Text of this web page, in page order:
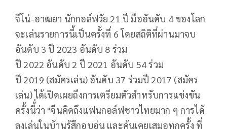
จีโน่-อาฒยา นักกอล์ฟวัย 21 ปี มืออันดับ 4ของโลก
จะเล่นรายการนี้เป็นครั้งที่ 6 โดยสถิติที่ผ่านมาจบ
อันดับ 3 ปี 2023 อันดับ 8 ร่วม
ปี 2022 อันดับ 2 ปี 2021 อันดับ 54ร่วม
ปี 2019 (สมัครเล่น) อันดับ 37 ร่วมปี 2017 (สมัคร
เล่น) ได้เปิดเผยถึงการเตรียมตัวสำหรับการแข่งขัน
ครั้งนี้่ว่า "จีนคิดถึงแฟนกอล์ฟชาวไทยมาก ๆ การได้
ลงเล่นในบ้านรู้สึกอบอุ่น และคุ้นเคยเสมอทุกครั้ง ที่